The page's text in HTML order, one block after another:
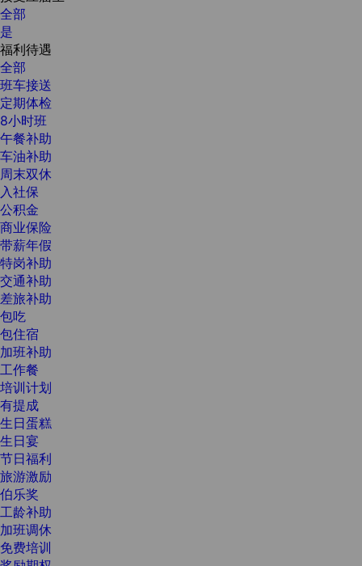
全部
是
福利待遇
全部
班车接送
定期体检
8小时班
午餐补助
车油补助
周末双休
入社保
公积金
商业保险
带薪年假
特岗补助
交通补助
差旅补助
包吃
包住宿
加班补助
工作餐
培训计划
有提成
生日蛋糕
生日宴
节日福利
旅游激励
伯乐奖
工龄补助
加班调休
免费培训